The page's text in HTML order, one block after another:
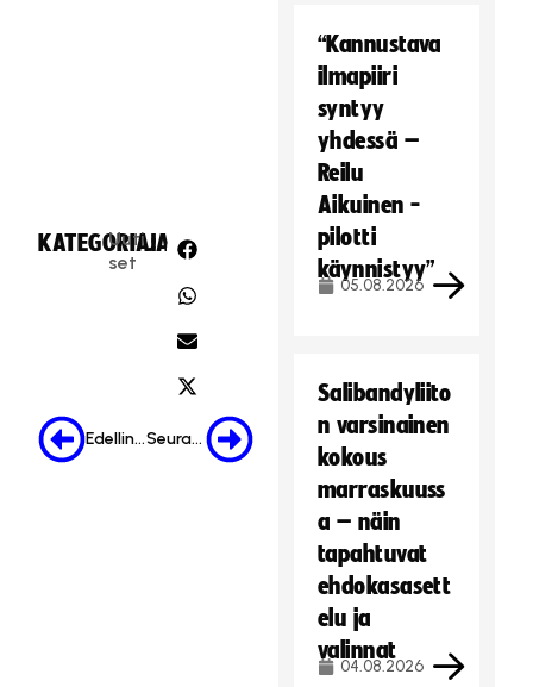
KATEGORIA:
Uuti
set
JAA:
Edellinen Seuraava
“Kannustava
ilmapiiri
syntyy
yhdessä –
Reilu
Aikuinen -
pilotti
käynnistyy”
05.08.2026
Salibandyliito
n varsinainen
kokous
marraskuuss
a – näin
tapahtuvat
ehdokasasett
elu ja
valinnat
04.08.2026